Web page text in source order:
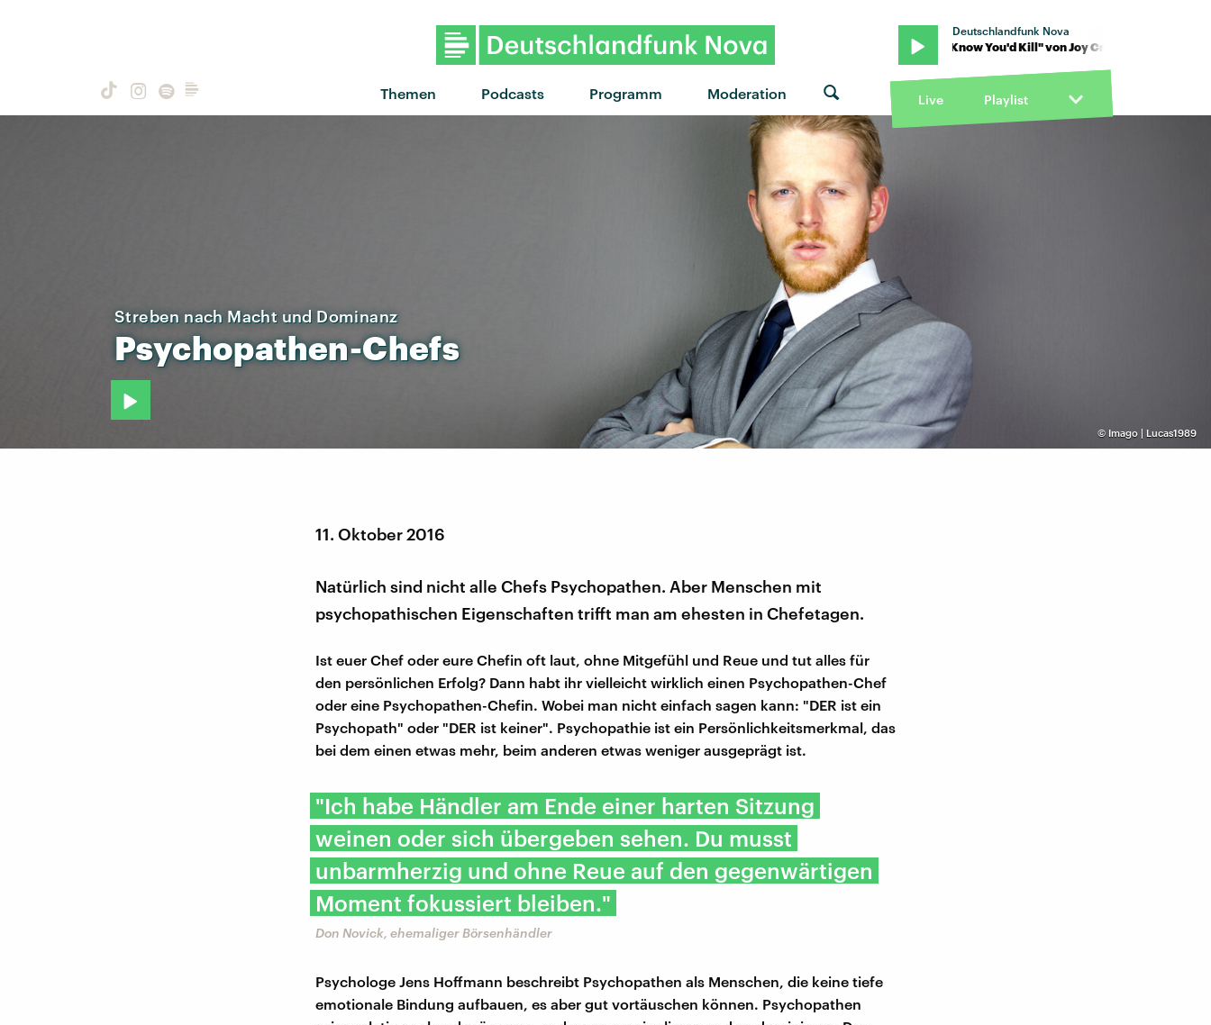
Themen Podcasts Programm Moderation
Deutschlandfunk Nova
"I Know You'd Kill" von Joy Crookes · "I Know You'd Kill" von Joy Crookes · "I Know You'd Kill"
Live Playlist
© Imago | Lucas1989
Streben nach Macht und Dominanz
Psychopathen-Chefs
11. Oktober 2016
Natürlich sind nicht alle Chefs Psychopathen. Aber Menschen mit
psychopathischen Eigenschaften trifft man am ehesten in Chefetagen.
Ist euer Chef oder eure Chefin oft laut, ohne Mitgefühl und Reue und tut alles für
den persönlichen Erfolg? Dann habt ihr vielleicht wirklich einen Psychopathen-Chef
oder eine Psychopathen-Chefin. Wobei man nicht einfach sagen kann: "DER ist ein
Psychopath" oder "DER ist keiner". Psychopathie ist ein Persönlichkeitsmerkmal, das
bei dem einen etwas mehr, beim anderen etwas weniger ausgeprägt ist.
"Ich habe Händler am Ende einer harten Sitzung
weinen oder sich übergeben sehen. Du musst
unbarmherzig und ohne Reue auf den gegenwärtigen
Moment fokussiert bleiben."
Don Novick, ehemaliger Börsenhändler
Psychologe Jens Hoffmann beschreibt Psychopathen als Menschen, die keine tiefe
emotionale Bindung aufbauen, es aber gut vortäuschen können. Psychopathen